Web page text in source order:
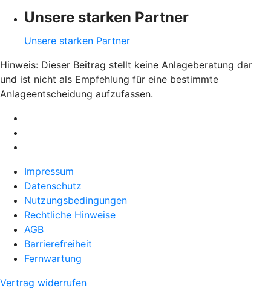
Unsere starken Partner
Unsere starken Partner
Hinweis: Dieser Beitrag stellt keine Anlageberatung dar
und ist nicht als Empfehlung für eine bestimmte
Anlageentscheidung aufzufassen.
Impressum
Datenschutz
Nutzungsbedingungen
Rechtliche Hinweise
AGB
Barrierefreiheit
Fernwartung
Vertrag widerrufen